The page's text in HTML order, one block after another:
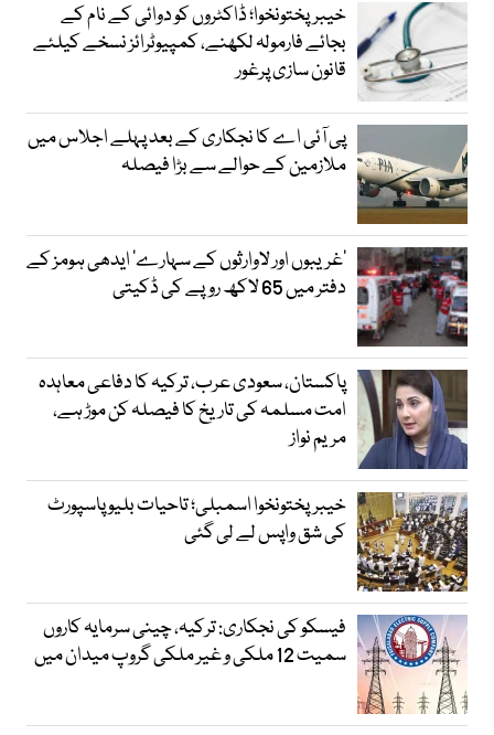
خیبرپختونخوا؛ ڈاکٹروں کو دوائی کے نام کے
بجائے فارمولہ لکھنے، کمپیوٹرائز نسخے کیلئے
قانون سازی پرغور
پی آئی اے کا نجکاری کے بعد پہلے اجلاس میں
ملازمین کے حوالے سے بڑا فیصلہ
’غریبوں اور لاوارثوں کے سہارے‘ ایدھی ہومز کے
دفتر میں 65 لاکھ روپے کی ڈکیتی
پاکستان، سعودی عرب، ترکیہ کا دفاعی معاہدہ
امت مسلمہ کی تاریخ کا فیصلہ کن موڑ ہے،
مریم نواز
خیبرپختونخوا اسمبلی؛ تاحیات بلیو پاسپورٹ
کی شق واپس لے لی گئی
فیسکو کی نجکاری: ترکیہ، چینی سرمایہ کاروں
سمیت 12 ملکی و غیر ملکی گروپ میدان میں